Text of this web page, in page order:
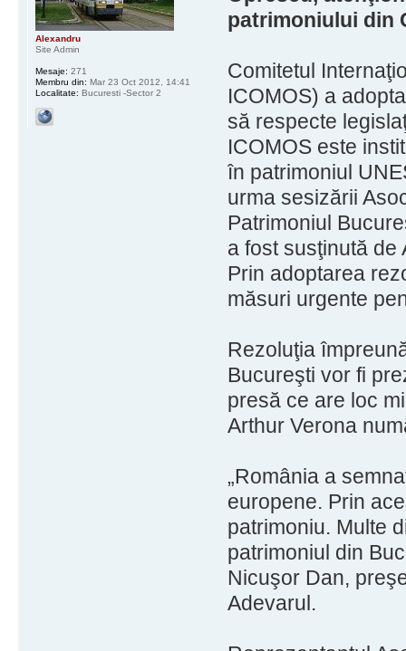
patrimoniului din
Comitetul
ICOMOS) a
să respecte
ICOMOS este
în patrimoniul
urma sesizării
Patrimoniul
a fost susţinută de
Prin adoptarea
măsuri urgente
Rezoluţia
Bucureşti vor fi
presă ce are loc
Arthur Verona
„România a
europene. Prin
patrimoniu. Multe
patrimoniul din
Nicuşor Dan,
Adevarul.
Alexandru
Site Admin
Mesaje: 271
Membru din: Mar 23 Oct 2012, 14:41
Localitate: Bucuresti -Sector 2